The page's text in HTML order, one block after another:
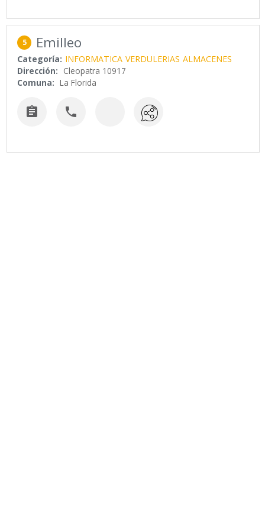
5 Emilleo
Categoría: INFORMATICA VERDULERIAS ALMACENES
Dirección: Cleopatra 10917
Comuna: La Florida
 